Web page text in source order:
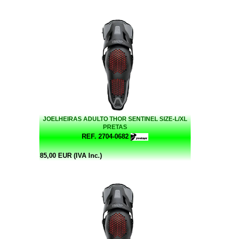
JOELHEIRAS ADULTO THOR SENTINEL SIZE-L/XL
PRETAS
REF. 2704-0682
85,00 EUR (IVA Inc.)